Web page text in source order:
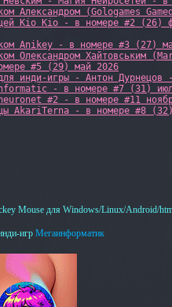
Александром (Gologames
Kio Kio - в номере #2 (26)
Anikey - в номере #3 (27)
Олександром Хайтовським
#5 (29) май 2026
для инди-игры - Антон
- в номере #7 (31)
#2 - в номере #11
AkariTerna - в номере #8
Mouse для Windows/Linux/Android/
игр Мегаинформатик